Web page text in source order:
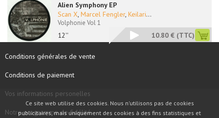
Alien Symphony EP
12''
Scan X, Marcel Fengler, Keilari...
Volphonie Vol 1
10.80 € (TTC)
Conditions générales de vente
Conditions de paiement
Vos informations personelles
Notre programme de fidélité
Ce site web utilise des cookies. Nous n'utilisons pas de cookies
publicitaires, mais uniquement des cookies à des fins statistiques et